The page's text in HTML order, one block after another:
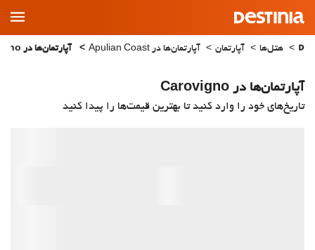
Main
Menu
هتل‌ها آپارتمان آپارتمان‌ها در Apulian Coast آپارتمان‌ها در Carovigno
آپارتمان‌ها در Carovigno
تاریخ‌های خود را وارد کنید تا بهترین قیمت‌ها را پیدا کنید